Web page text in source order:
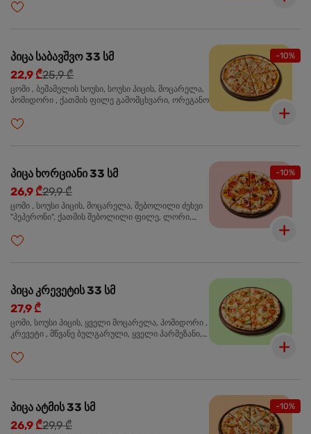
ორეგანო
-10%
პიცა საბავშვო 33 სმ
22,9 ₾25,9 ₾
ცომი , ბეშამელის სოუსი, სოუსი პიცის, მოცარელა,
პომიდორი , ქათმის ფილე გამომცხვარი, ორეგანო
-10%
პიცა ხორციანი 33 სმ
26,9 ₾29,9 ₾
ცომი , სოუსი პიცის, მოცარელა, შებოლილი ძეხვი
"პეპერონი", ქათმის შებოლილი ფილე, ლორი,
პიცა კრევეტის 33 სმ
27,9 ₾
ცომი, სოუსი პიცის, ყველი მოცარელა, პომიდორი ,
კრევეტი , მწვანე ბულგარული, ყველი პარმეზანი,
-10%
პიცა ატმის 33 სმ
26,9 ₾29,9 ₾